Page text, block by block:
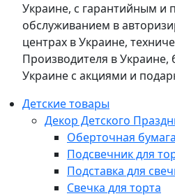
Украине, с гарантийным и
обслуживанием в
центрах в Украине,
Производителя в Украине,
Украине с акциями и
Детские товары
Декор Детского
Оберточная бумага
Подсвечник для
Подставка для
Свечка для торта